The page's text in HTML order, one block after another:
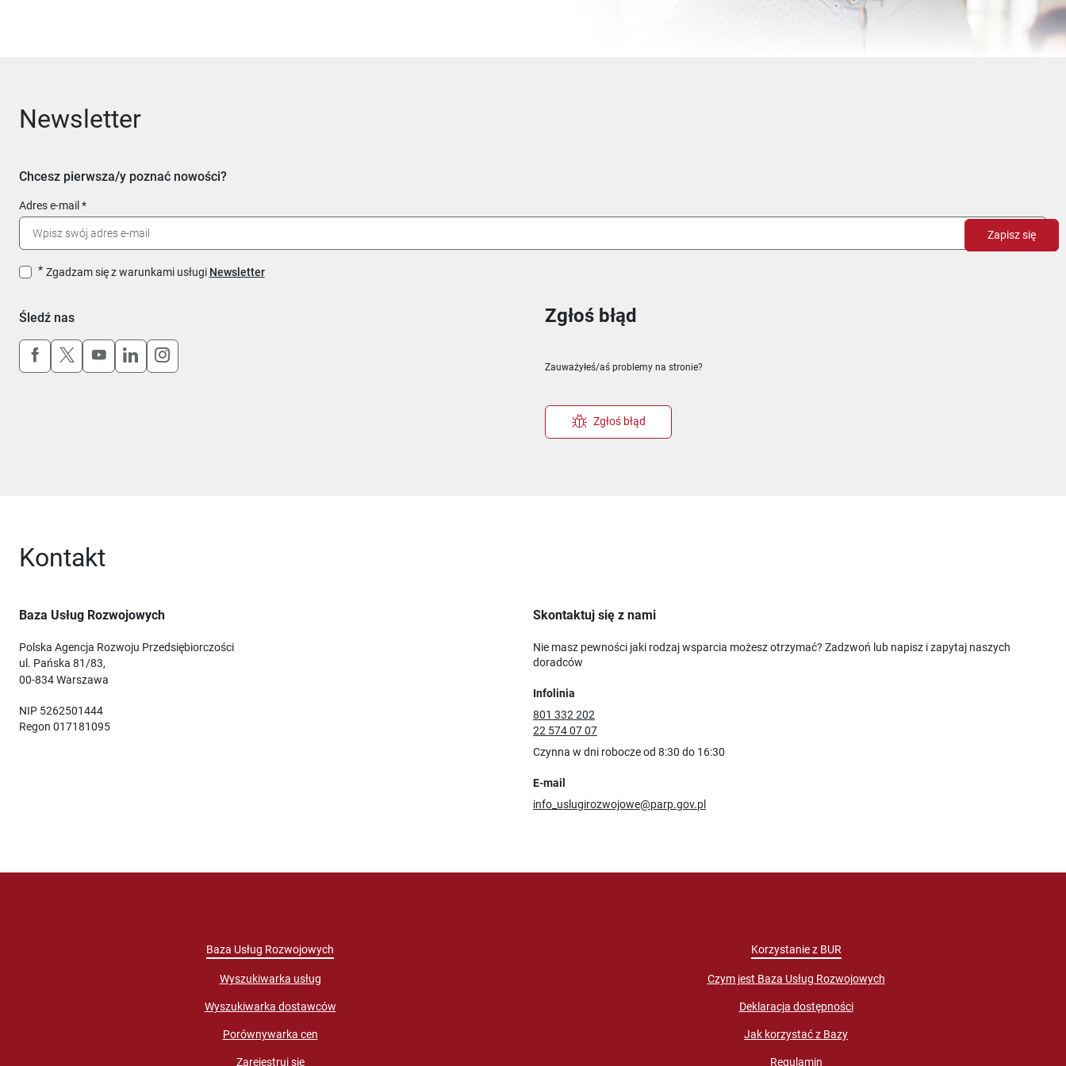
Newsletter
Chcesz pierwsza/y poznać nowości?
Adres e-mail
Zgadzam się z warunkami usługi Newsletter
Zapisz się
Śledź nas
Uwaga, link otworzy się w nowym oknie
Uwaga, link otworzy się w nowym oknie
Uwaga, link otworzy się w nowym oknie
Uwaga, link otworzy się w nowym oknie
Uwaga, link otworzy się w nowym oknie
Zgłoś błąd
Zauważyłeś/aś problemy na stronie?
Zgłoś błąd
Kontakt
Baza Usług Rozwojowych
Polska Agencja Rozwoju Przedsiębiorczości
ul. Pańska 81/83,
00-834 Warszawa
NIP 5262501444
Regon 017181095
Skontaktuj się z nami
Nie masz pewności jaki rodzaj wsparcia możesz otrzymać? Zadzwoń lub napisz i zapytaj naszych
doradców
Infolinia
801 332 202
22 574 07 07
Czynna w dni robocze od 8:30 do 16:30
E-mail
info_uslugirozwojowe@parp.gov.pl
Baza Usług Rozwojowych
Wyszukiwarka usług
Wyszukiwarka dostawców
Porównywarka cen
Zarejestruj się
Korzystanie z BUR
Czym jest Baza Usług Rozwojowych
Deklaracja dostępności
Jak korzystać z Bazy
Regulamin